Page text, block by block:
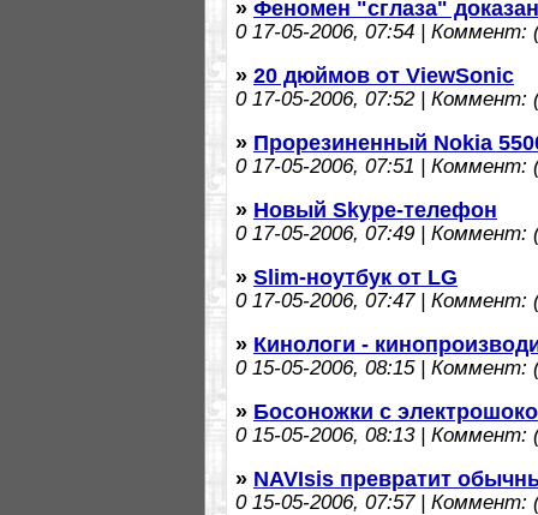
» Феномен "сглаза"
017-05-2006, 07:54 | Коммент:
» 20 дюймов от ViewSonic
017-05-2006, 07:52 | Коммент:
» Прорезиненный Nokia
017-05-2006, 07:51 | Коммент:
» Новый Skype-телефон
017-05-2006, 07:49 | Коммент:
» Slim-ноутбук от LG
017-05-2006, 07:47 | Коммент:
» Кинологи -
015-05-2006, 08:15 | Коммент:
» Босоножки с
015-05-2006, 08:13 | Коммент:
» NAVIsis превратит
015-05-2006, 07:57 | Коммент: